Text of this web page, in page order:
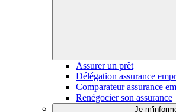
Assurer un prêt
Délégation assurance
Comparateur assurance
Renégocier son assurance
Je